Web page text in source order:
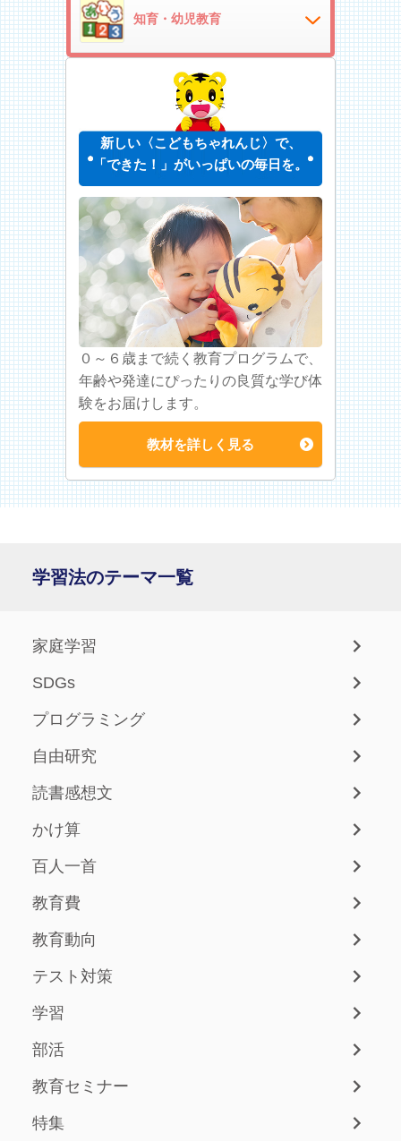
知育・幼児教育
新しい〈こどもちゃれんじ〉で、
「できた！」がいっぱいの毎日を。
０～６歳まで続く教育プログラムで、
年齢や発達にぴったりの良質な学び体
験をお届けします。
教材を詳しく見る
学習法のテーマ一覧
家庭学習
SDGs
プログラミング
自由研究
読書感想文
かけ算
百人一首
教育費
教育動向
テスト対策
学習
部活
教育セミナー
特集